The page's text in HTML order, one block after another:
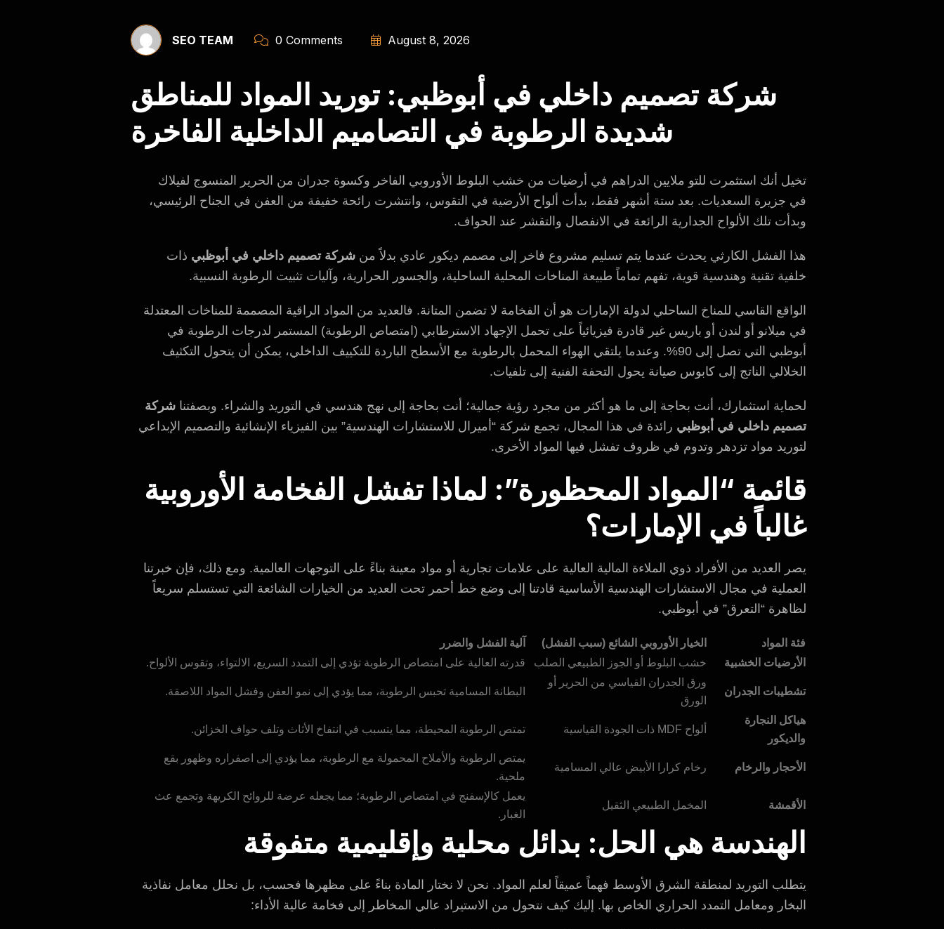
SEO TEAM 0 Comments August 8, 2026
شركة تصميم داخلي في أبوظبي: توريد المواد للمناطق
شديدة الرطوبة في التصاميم الداخلية الفاخرة
تخيل أنك استثمرت للتو ملايين الدراهم في أرضيات من خشب البلوط الأوروبي الفاخر وكسوة جدران من الحرير المنسوج لفيلاك
في جزيرة السعديات. بعد ستة أشهر فقط، بدأت ألواح الأرضية في التقوس، وانتشرت رائحة خفيفة من العفن في الجناح الرئيسي،
وبدأت تلك الألواح الجدارية الرائعة في الانفصال والتقشر عند الحواف.
هذا الفشل الكارثي يحدث عندما يتم تسليم مشروع فاخر إلى مصمم ديكور عادي بدلاً منشركة تصميم داخلي في أبوظبي ذات
خلفية تقنية وهندسية قوية، تفهم تماماً طبيعة المناخات المحلية الساحلية، والجسور الحرارية، وآليات تثبيت الرطوبة النسبية.
الواقع القاسي للمناخ الساحلي لدولة الإمارات هو أن الفخامة لا تضمن المتانة. فالعديد من المواد الراقية المصممة للمناخات المعتدلة
في ميلانو أو لندن أو باريس غير قادرة فيزيائياً على تحمل الإجهاد الاسترطابي (امتصاص الرطوبة) المستمر لدرجات الرطوبة في
أبوظبي التي تصل إلى 90%. وعندما يلتقي الهواء المحمل بالرطوبة مع الأسطح الباردة للتكييف الداخلي، يمكن أن يتحول التكثيف
الخلالي الناتج إلى كابوس صيانة يحول التحفة الفنية إلى تلفيات.
لحماية استثمارك، أنت بحاجة إلى ما هو أكثر من مجرد رؤية جمالية؛ أنت بحاجة إلى نهج هندسي في التوريد والشراء. وبصفتناشركة
تصميم داخلي في أبوظبي رائدة في هذا المجال، تجمع شركة “أميرال للاستشارات الهندسية” بين الفيزياء الإنشائية والتصميم الإبداعي
لتوريد مواد تزدهر وتدوم في ظروف تفشل فيها المواد الأخرى.
قائمة “المواد المحظورة”: لماذا تفشل الفخامة الأوروبية
غالباً في الإمارات؟
يصر العديد من الأفراد ذوي الملاءة المالية العالية على علامات تجارية أو مواد معينة بناءً على التوجهات العالمية. ومع ذلك، فإن خبرتنا
العملية في مجال الاستشارات الهندسية الأساسية قادتنا إلى وضع خط أحمر تحت العديد من الخيارات الشائعة التي تستسلم سريعاً
لظاهرة “التعرق” في أبوظبي.
فئة المواد الخيار الأوروبي الشائع (سبب الفشل)
آلية الفشل والضرر
الأرضيات الخشبية
خشب البلوط أو الجوز الطبيعي الصلب قدرته العالية على امتصاص الرطوبة تؤدي إلى التمدد السريع، الالتواء، وتقوس الألواح.
تشطيبات الجدران
ورق الجدران القياسي من الحرير أو
الورق
البطانة المسامية تحبس الرطوبة، مما يؤدي إلى نمو العفن وفشل المواد اللاصقة.
هياكل النجارة
والديكور
ألواح MDF ذات الجودة القياسية تمتص الرطوبة المحيطة، مما يتسبب في انتفاخ الأثاث وتلف حواف الخزائن.
الأحجار والرخام رخام كرارا الأبيض عالي المسامية
يمتص الرطوبة والأملاح المحمولة مع الرطوبة، مما يؤدي إلى اصفراره وظهور بقع
ملحية.
الأقمشة المخمل الطبيعي الثقيل
يعمل كالإسفنج في امتصاص الرطوبة؛ مما يجعله عرضة للروائح الكريهة وتجمع عث
الغبار.
الهندسة هي الحل: بدائل محلية وإقليمية متفوقة
يتطلب التوريد لمنطقة الشرق الأوسط فهماً عميقاً لعلم المواد. نحن لا نختار المادة بناءً على مظهرها فحسب، بل نحلل معامل نفاذية
البخار ومعامل التمدد الحراري الخاص بها. إليك كيف نتحول من الاستيراد عالي المخاطر إلى فخامة عالية الأداء: